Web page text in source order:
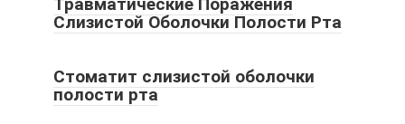
Травматические Поражения
Слизистой Оболочки Полости Рта
Стоматит слизистой оболочки
полости рта